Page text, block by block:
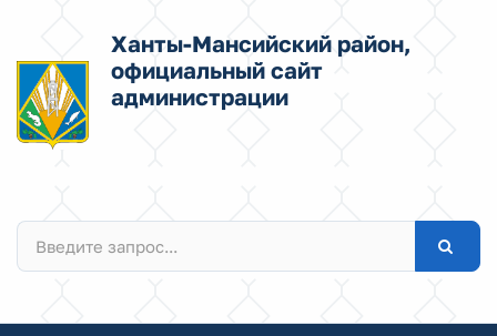
Ханты-Мансийский район,
официальный сайт
администрации